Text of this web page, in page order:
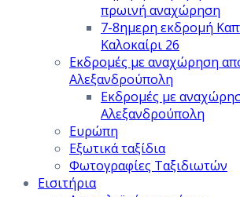
πρωινή αναχώρηση
7-8ημερη εκδρομή
Καλοκαίρι 26
Εκδρομές με αναχώρηση
Αλεξανδρούπολη
Εκδρομές με
Αλεξανδρούπολη
Ευρώπη
Εξωτικά ταξίδια
Φωτογραφίες Ταξιδιωτών
Εισιτήρια